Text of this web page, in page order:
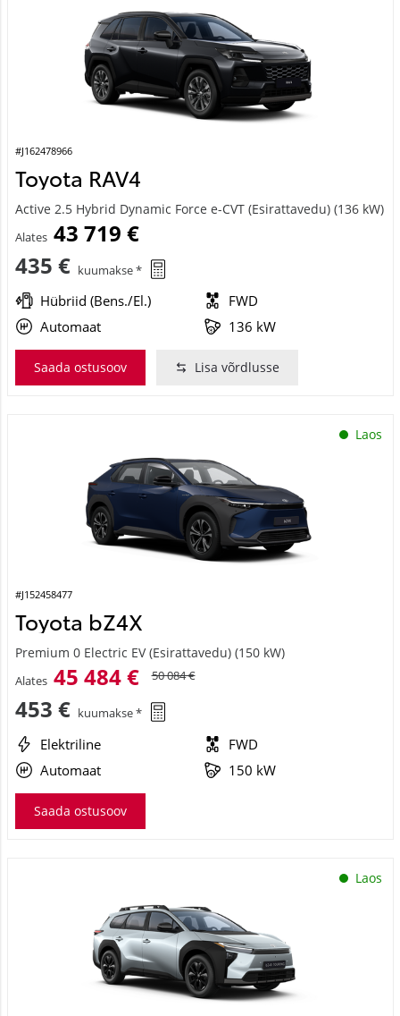
#J162478966
Toyota RAV4
Active 2.5 Hybrid Dynamic Force e-CVT (Esirattavedu) (136 kW)
Alates 43 719 €
435 € kuumakse *
Hübriid (Bens./El.)
FWD
Automaat
136 kW
Saada ostusoov Lisa võrdlusse
Laos
#J152458477
Toyota bZ4X
Premium 0 Electric EV (Esirattavedu) (150 kW)
Alates 45 484 € 50 084 €
453 € kuumakse *
Elektriline
FWD
Automaat
150 kW
Saada ostusoov
Laos